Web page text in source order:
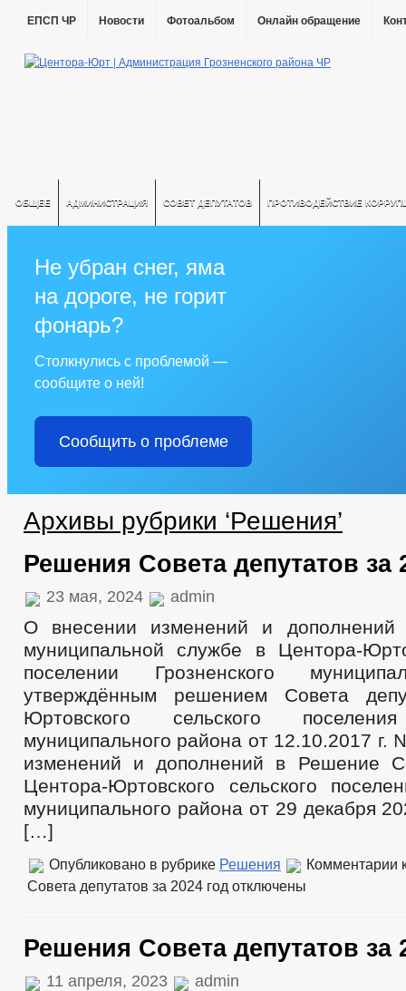
ЕПСП ЧР Новости Фотоальбом Онлайн обращение
ОБЩЕЕ АДМИНИСТРАЦИЯ СОВЕТ ДЕПУТАТОВ ПРОТИВОДЕЙСТВИЕ
Не убран снег, яма
на дороге, не горит
фонарь?
Столкнулись с проблемой —
сообщите о ней!
Сообщить о проблеме
Архивы рубрики ‘Решения’
Решения Совета депутатов за
23 мая, 2024 admin
О внесении изменений и
муниципальной службе в Центора-
поселении Грозненского
утверждённым решением Совета
Юртовского сельского поселения
муниципального района от 12.10.2017
изменений и дополнений в Решение
Центора-Юртовского сельского
муниципального района от 29 декабря
[…]
Опубликовано в рубрике Решения Комментарии
Совета депутатов за 2024 год отключены
Решения Совета депутатов за
11 апреля, 2023 admin